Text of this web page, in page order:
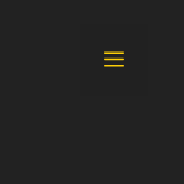
Menu